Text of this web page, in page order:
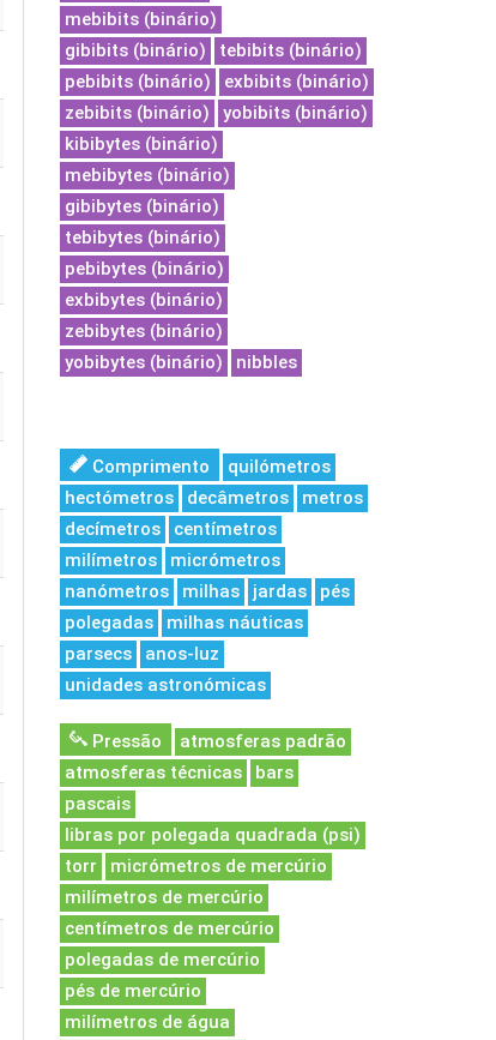
mebibits (binário)
gibibits (binário)
tebibits (binário)
pebibits (binário)
exbibits (binário)
zebibits (binário)
yobibits (binário)
kibibytes (binário)
mebibytes (binário)
gibibytes (binário)
tebibytes (binário)
pebibytes (binário)
exbibytes (binário)
zebibytes (binário)
yobibytes (binário)
nibbles
Comprimento
quilómetros
hectómetros
decâmetros
metros
decímetros
centímetros
milímetros
micrómetros
nanómetros
milhas jardas
pés
polegadas
milhas náuticas
parsecs
anos-luz
unidades astronómicas
Pressão
atmosferas padrão
atmosferas técnicas
bars
pascais
libras por polegada quadrada (psi)
torr
micrómetros de mercúrio
milímetros de mercúrio
centímetros de mercúrio
polegadas de mercúrio
pés de mercúrio
milímetros de água